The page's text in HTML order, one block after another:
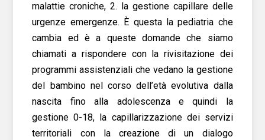
malattie croniche, 2. la gestione capillare delle
urgenze emergenze. È questa la pediatria che
cambia ed è a queste domande che siamo
chiamati a rispondere con la rivisitazione dei
programmi assistenziali che vedano la gestione
del bambino nel corso dell’età evolutiva dalla
nascita fino alla adolescenza e quindi la
gestione 0-18, la capillarizzazione dei servizi
territoriali con la creazione di un dialogo